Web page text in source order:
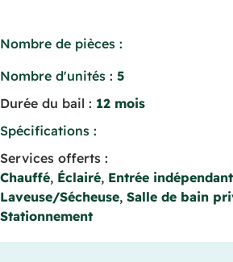
Nombre de pièces :
Nombre d'unités : 5
Durée du bail : 12 mois
Spécifications :
Services offerts :
Chauffé, Éclairé, Entrée
Laveuse/Sécheuse, Salle de bain
Stationnement